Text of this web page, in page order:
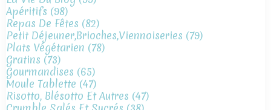
Apéritifs (98)
Repas De Fêtes (82)
Petit Déjeuner,brioches,viennoiseries (79)
Plats Végétarien (78)
Gratins (73)
Gourmandises (65)
Moule Tablette (47)
Risotto, Blésotto Et Autres (47)